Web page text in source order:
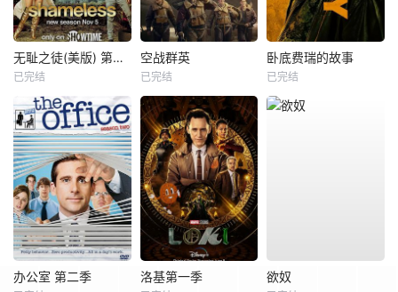
无耻之徒(美版) 第八季
已完结
空战群英
已完结
卧底费瑞的故事
已完结
办公室 第二季 洛基第一季 欲奴